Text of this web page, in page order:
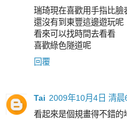
瑞琦現在喜歡用手指比臉
還沒有到東豐這邊遊玩呢
看來可以找時間去看看
喜歡綠色隧道呢
回覆
Tai 2009年10月4日 清晨
看起來是個規畫得不錯的